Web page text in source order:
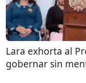
Lara exhorta al
gobernar sin